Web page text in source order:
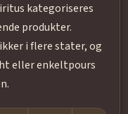
kategoriseres
produkter.
i flere stater, og
eller enkeltpours